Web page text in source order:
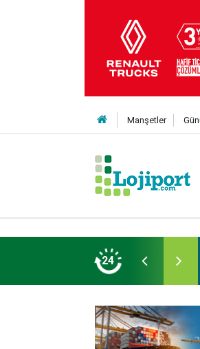
Manşetler
24